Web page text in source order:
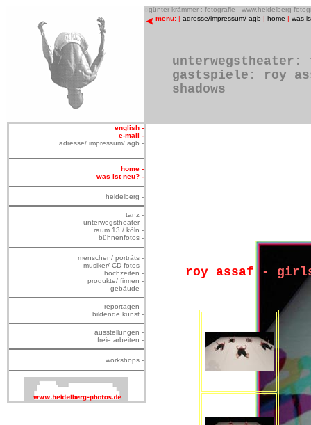
günter krämmer : fotografie - www.heidelberg-
menu: | adresse/impressum/ agb | home | was
gastspiele: roy
shadows
roy assaf -
english -
e-mail -
adresse/ impressum/ agb -
home -
was ist neu? -
heidelberg -
tanz -
unterwegstheater -
raum 13 / köln -
bühnenfotos -
menschen/ porträts -
musiker/ CD-fotos -
hochzeiten -
produkte/ firmen -
gebäude -
reportagen -
bildende kunst -
ausstellungen -
freie arbeiten -
workshops -